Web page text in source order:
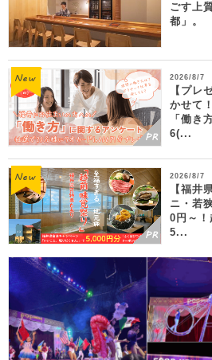
ごす上
都」。
2026/8/7
【プレ
かせて
「働き
6(...
2026/8/7
【福井
ニ・若
0円～！
5...